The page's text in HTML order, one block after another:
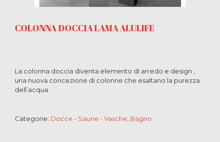
COLONNA DOCCIA LAMA ALULIFE
La colonna doccia diventa elemento di arredo e design ,
una nuova concezione di colonne che esaltano la purezza
dell’acqua .
Categorie: Docce - Saune - Vasche Bagno